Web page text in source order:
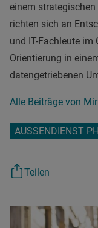
einem
richten sich an
und IT-Fachleute im
Orientierung in
datengetriebenen
Alle Beiträge von
AUSSENDIENST
Teilen